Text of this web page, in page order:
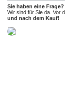
Sie haben eine Frage?
Wir sind für Sie da. Vor
und nach dem Kauf!